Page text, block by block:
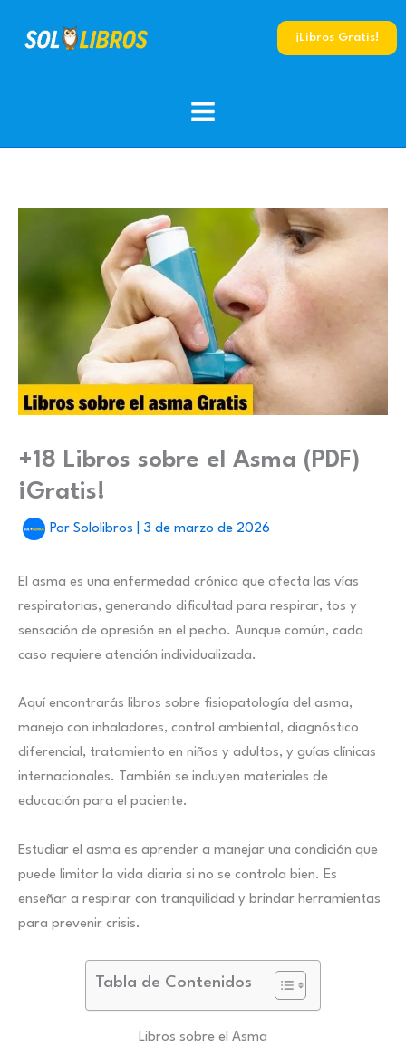
¡Libros Gratis!
+18 Libros sobre el Asma (PDF)
¡Gratis!
Por Sololibros 3 de marzo de 2026
El asma es una enfermedad crónica que afecta las vías
respiratorias, generando dificultad para respirar, tos y
sensación de opresión en el pecho. Aunque común, cada
caso requiere atención individualizada.
Aquí encontrarás libros sobre fisiopatología del asma,
manejo con inhaladores, control ambiental, diagnóstico
diferencial, tratamiento en niños y adultos, y guías clínicas
internacionales. También se incluyen materiales de
educación para el paciente.
Estudiar el asma es aprender a manejar una condición que
puede limitar la vida diaria si no se controla bien. Es
enseñar a respirar con tranquilidad y brindar herramientas
para prevenir crisis.
Tabla de Contenidos
Libros sobre el Asma